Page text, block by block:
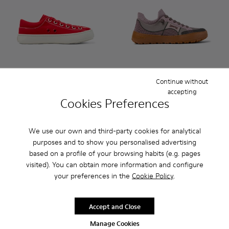
Cookies Preferences
We use our own and third-party cookies for analytical
purposes and to show you personalised advertising
based on a profile of your browsing habits (e.g. pages
visited). You can obtain more information and configure
your preferences in the Cookie Policy.
Manage Cookies
Continue without
accepting
Accept and Close
Camper x SUNNEI - K201700-001 - FORONE - One shoe only
Camper x SUNNEI - K201700-005 - FORONE - One
Camper x SUNNEI - K201700-004 - FORONE
Camper x SUNNEI - K201700-003 -
Camper x SUNNEI - K201700-
Camper x SUNNEI -
Camper xCamper x
Camper x SUNNEI
Peu Serra - K201719-009 -
Peu Serra - K201719-
Peu Serra -
Peu
Peu Serra
Add